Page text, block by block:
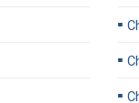
▪️
▪️
▪️